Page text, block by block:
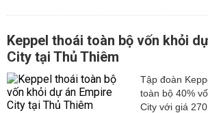
Keppel thoái toàn bộ vốn khỏi
City tại Thủ Thiêm
Tập đoàn
toàn bộ 40%
City với giá 270